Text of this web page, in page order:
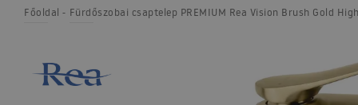
Főoldal Fürdőszobai csaptelep PREMIUM Rea Vision Brush Gold